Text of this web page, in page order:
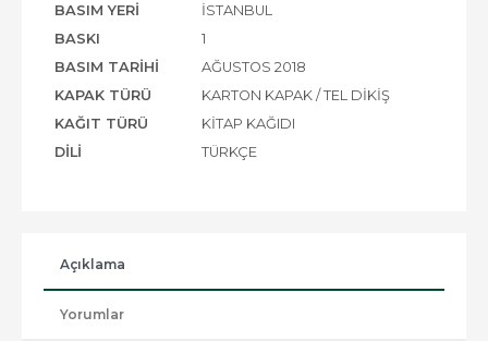
BASIM YERI
İSTANBUL
BASKI
1
BASIM TARIHI
AĞUSTOS 2018
KAPAK TÜRÜ
KARTON KAPAK / TEL DIKIŞ
KAĞIT TÜRÜ
KITAP KAĞIDI
DILI
TÜRKÇE
Açıklama
Yorumlar